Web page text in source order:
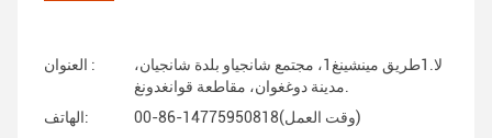
العنوان :
لا.1طريق مينشينغ1، مجتمع شانجياو بلدة شانجيان،
الهاتف:
00-86-14775950818(وقت العمل)